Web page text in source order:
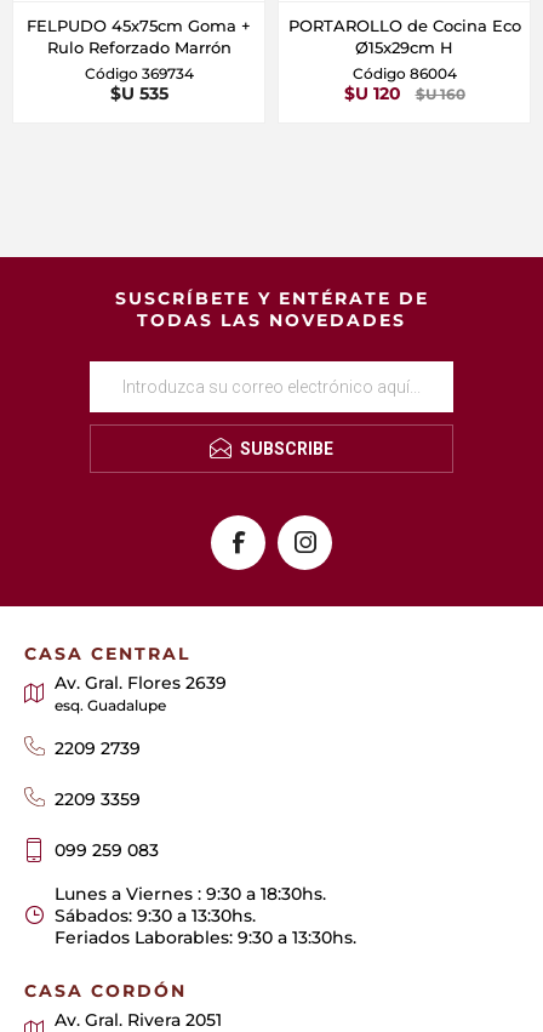
FELPUDO 45x75cm Goma +
Rulo Reforzado Marrón
Código 369734
$U 535
PORTAROLLO de Cocina Eco
Ø15x29cm H
Código 86004
$U 120 $U 160
SUSCRÍBETE Y ENTÉRATE DE
TODAS LAS NOVEDADES
SUBSCRIBE
CASA CENTRAL
Av. Gral. Flores 2639
esq. Guadalupe
2209 2739
2209 3359
099 259 083
Lunes a Viernes : 9:30 a 18:30hs.
Sábados: 9:30 a 13:30hs.
Feriados Laborables: 9:30 a 13:30hs.
CASA CORDÓN
Av. Gral. Rivera 2051